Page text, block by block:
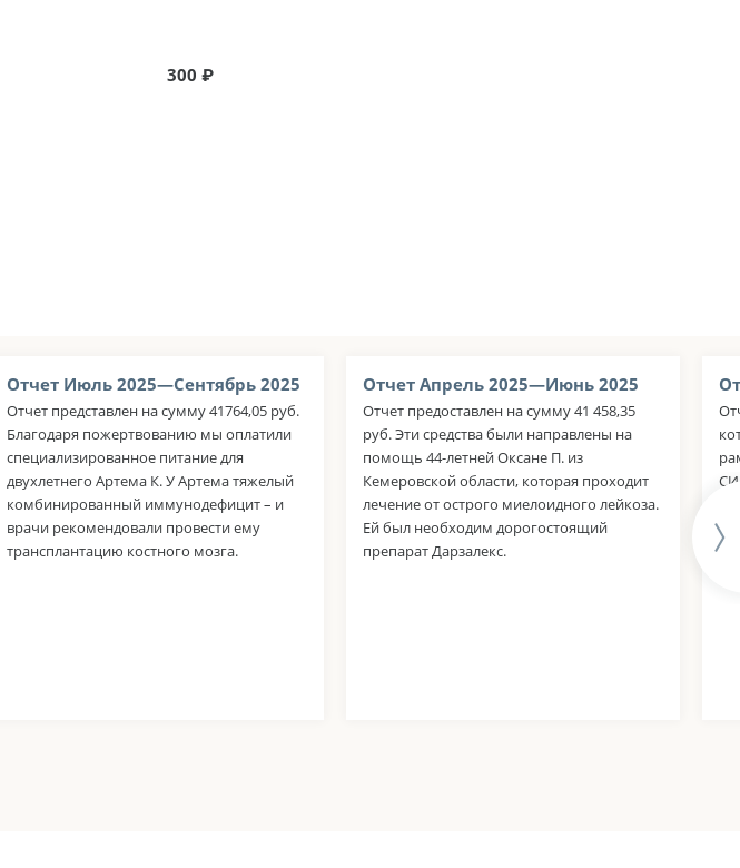
300 ₽
Отчет Июль 2025—Сентябрь 2025
Отчет представлен на сумму 41764,05 руб.
Благодаря пожертвованию мы оплатили
специализированное питание для
двухлетнего Артема К. У Артема тяжелый
комбинированный иммунодефицит – и
врачи рекомендовали провести ему
трансплантацию костного мозга.
Отчет Апрель 2025—Июнь 2025
Отчет предоставлен на сумму 41 458,35
руб. Эти средства были направлены на
помощь 44-летней Оксане П. из
Кемеровской области, которая проходит
лечение от острого миелоидного лейкоза.
Ей был необходим дорогостоящий
препарат Дарзалекс.
СИ